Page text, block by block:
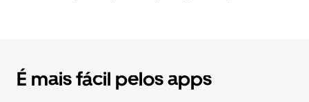
É mais fácil pelos apps